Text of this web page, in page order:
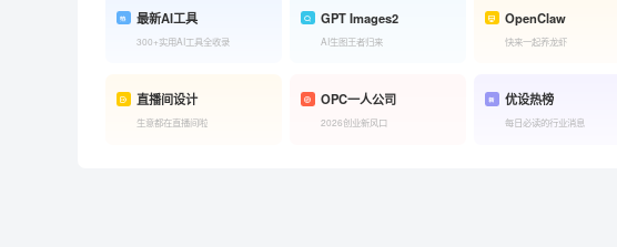
最新AI工具
300+实用AI工具全收录
GPT Images2
AI生图王者归来
OpenClaw
快来一起养龙虾
直播间设计
生意都在直播间啦
OPC一人公司
2026创业新风口
优设热榜
每日必读的行业消息